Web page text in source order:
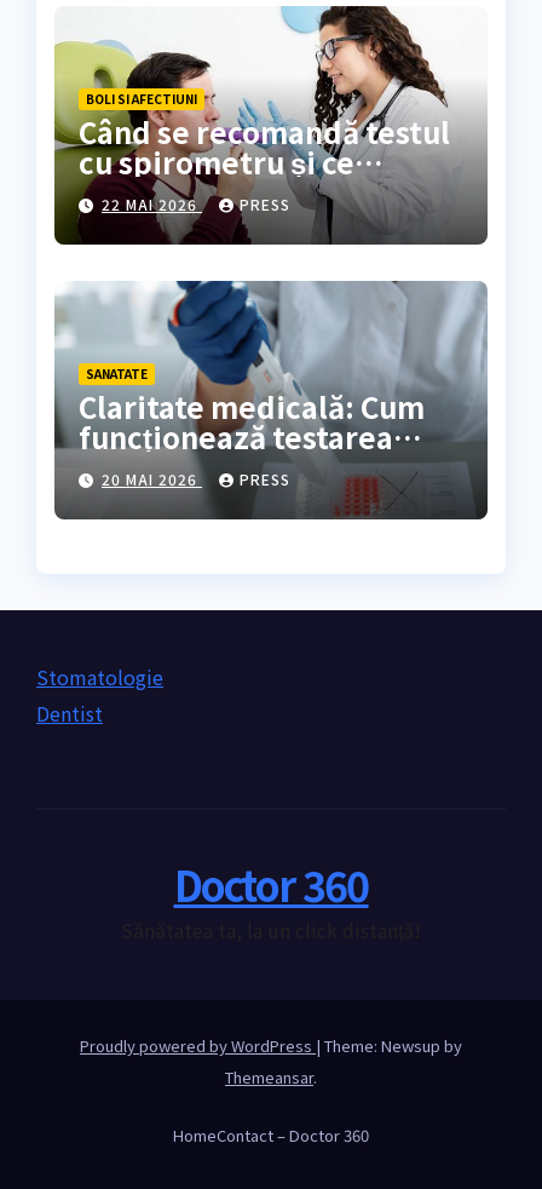
BOLI SI AFECTIUNI
Când se recomandă testul
cu spirometru și ce
rezultate oferă?
22 MAI 2026 PRESS
SANATATE
Claritate medicală: Cum
funcționează testarea
genetică și cine are
nevoie de ea?
20 MAI 2026 PRESS
Stomatologie
Dentist
Doctor 360
Proudly powered by WordPress | Theme: Newsup by
Themeansar.
HomeContact – Doctor 360